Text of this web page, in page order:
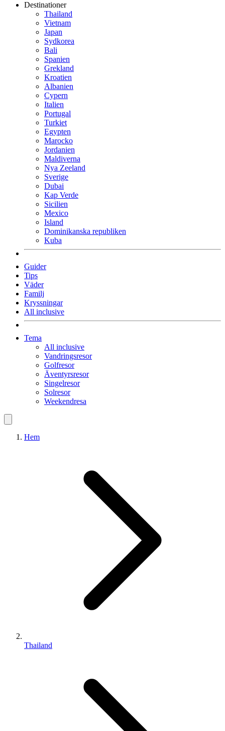
Destinationer
Thailand
Vietnam
Japan
Sydkorea
Bali
Spanien
Grekland
Kroatien
Albanien
Cypern
Italien
Portugal
Turkiet
Egypten
Marocko
Jordanien
Maldiverna
Nya Zeeland
Sverige
Dubai
Kap Verde
Sicilien
Mexico
Island
Dominikanska republiken
Kuba
Guider
Tips
Väder
Familj
Kryssningar
All inclusive
Tema
All inclusive
Vandringsresor
Golfresor
Äventyrsresor
Singelresor
Solresor
Weekendresa
Hem
Thailand